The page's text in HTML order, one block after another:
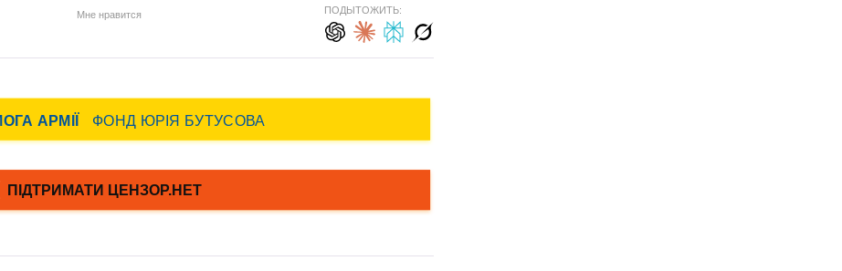
Мне нравится ПОДЫТОЖИТЬ: